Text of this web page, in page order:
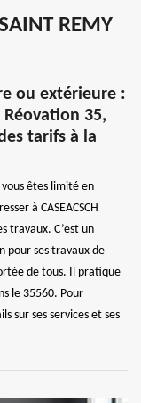
REMY
ou extérieure :
Réovation 35,
tarifs à la
êtes limité en
à CASEACSCH
travaux. C’est un
pour ses travaux de
de tous. Il pratique
le 35560. Pour
sur ses services et ses